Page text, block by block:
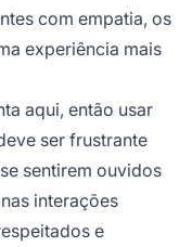
com empatia, os
experiência mais
aqui, então usar
ser frustrante
sentirem ouvidos
interações
e